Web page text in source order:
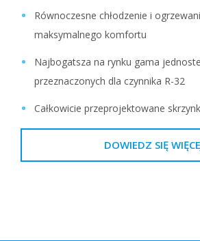
Równoczesne chłodzenie i
maksymalnego komfortu
Najbogatsza na rynku gama
przeznaczonych dla czynnika R-32
Całkowicie przeprojektowane
DOWIEDZ SIĘ